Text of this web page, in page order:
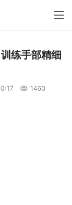
练手部精细
1460